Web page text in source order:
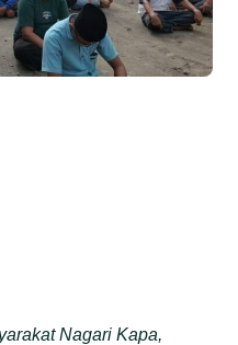
Nagari Kapa,